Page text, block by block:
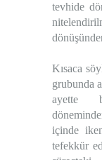
tevhide
Kısaca
grubunda
ayette
içinde
tefekkür